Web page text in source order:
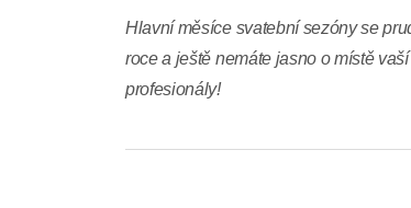
Hlavní měsíce svatební sezóny se
roce a ještě nemáte jasno o místě
profesionály!